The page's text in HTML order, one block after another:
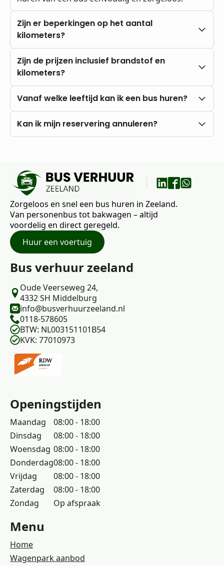
Zijn er beperkingen op het aantal
kilometers?
Nee, u rijdt altijd met onbeperkte kilometers.
Zijn de prijzen inclusief brandstof en
kilometers?
Onze prijzen zijn altijd inclusief btw en
eigen rekening.
Vanaf welke leeftijd kan ik een bus huren?
U kunt al vanaf 18 jaar bij ons huren, mits u in het
Kan ik mijn reservering annuleren?
ons te bespreken.
Zorgeloos en snel een bus huren in Zeeland.
Van personenbus tot bakwagen – altijd
voordelig en direct geregeld.
Huur een voertuig
Bus verhuur zeeland
Oude Veerseweg 24,
4332 SH Middelburg
info@busverhuurzeeland.nl
0118-578605
BTW: NL003151101B54
KVK: 77010973
Openingstijden
Maandag
Dinsdag
Woensdag
Donderdag
Vrijdag
Zaterdag
Zondag
08:00 - 18:00
08:00 - 18:00
08:00 - 18:00
08:00 - 18:00
08:00 - 18:00
08:00 - 18:00
Op afspraak
Menu
Home
Wagenpark aanbod